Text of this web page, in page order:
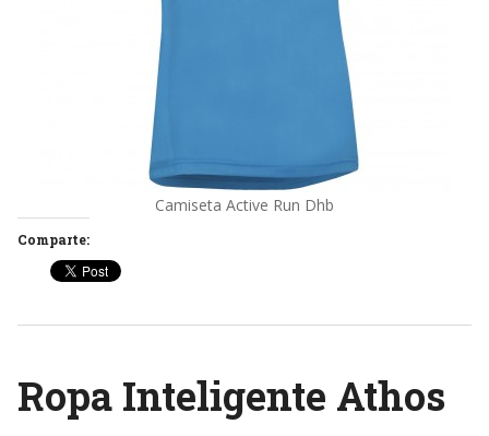
Camiseta Active Run Dhb
Comparte:
Ropa Inteligente Athos